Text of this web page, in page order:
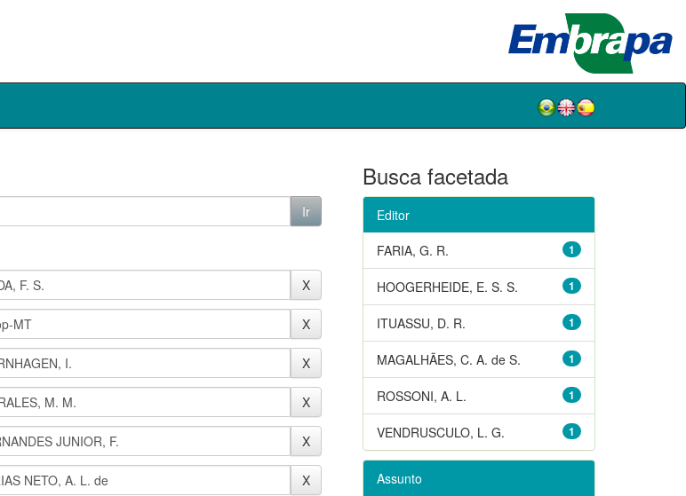
Busca facetada
Editor
1
FARIA, G. R.
1
HOOGERHEIDE, E. S. S.
1
ITUASSU, D. R.
1
MAGALHÃES, C. A. de S.
1
ROSSONI, A. L.
1
VENDRUSCULO, L. G.
Assunto